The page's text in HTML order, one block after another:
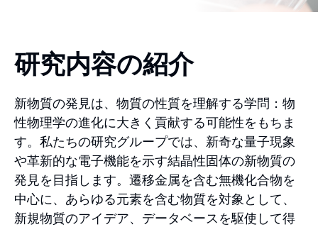
研究内容の紹介
新物質の発見は、物質の性質を理解する学問：物
性物理学の進化に大きく貢献する可能性をもちま
す。私たちの研究グループでは、新奇な量子現象
や革新的な電子機能を示す結晶性固体の新物質の
発見を目指します。遷移金属を含む無機化合物を
中心に、あらゆる元素を含む物質を対象として、
新規物質のアイデア、データベースを駆使して得